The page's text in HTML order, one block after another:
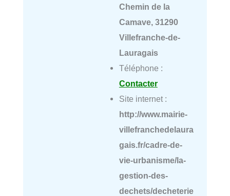
Chemin de la
Camave, 31290
Villefranche-de-
Lauragais
Téléphone :
Contacter
Site internet :
http://www.mairie-
villefranchedelaura
gais.fr/cadre-de-
vie-urbanisme/la-
gestion-des-
dechets/decheterie